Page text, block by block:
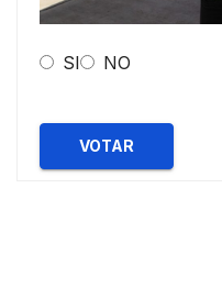
SI NO
VOTAR